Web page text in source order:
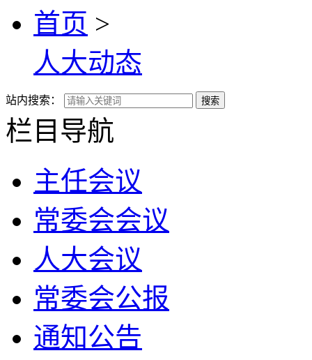
首页 >
人大动态
站内搜索： 搜索
栏目导航
主任会议
常委会会议
人大会议
常委会公报
通知公告